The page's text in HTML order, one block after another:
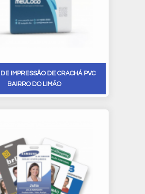
IMPRESSÃO DE CRACHÁ PVC
BAIRRO DO LIMÃO